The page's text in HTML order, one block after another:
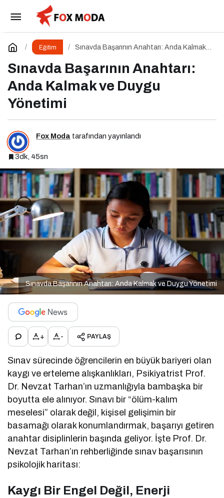
Eğitim
Sınavda Başarının Anahtarı: Anda Kalmak
Sınavda Başarının Anahtarı:
Anda Kalmak ve Duygu
Yönetimi
Fox Moda tarafından yayınlandı
3dk, 45sn
Sınavda Başarının Anahtarı: Anda Kalmak ve Duygu Yönetimi
+ - PAYLAŞ
Sınav sürecinde öğrencilerin en büyük bariyeri olan
kaygı ve erteleme alışkanlıkları, Psikiyatrist Prof.
Dr. Nevzat Tarhan’ın uzmanlığıyla bambaşka bir
boyutta ele alınıyor. Sınavı bir “ölüm-kalım
meselesi” olarak değil, kişisel gelişimin bir
basamağı olarak konumlandırmak, başarıyı getiren
anahtar disiplinlerin başında geliyor. İşte Prof. Dr.
Nevzat Tarhan’ın rehberliğinde sınav başarısının
psikolojik haritası:
Kaygı Bir Engel Değil, Enerji
GenZ Talks: “Change the Game” – Geleceği
Tasarlayanlar Sahne Alıyor!
Yorum Yap